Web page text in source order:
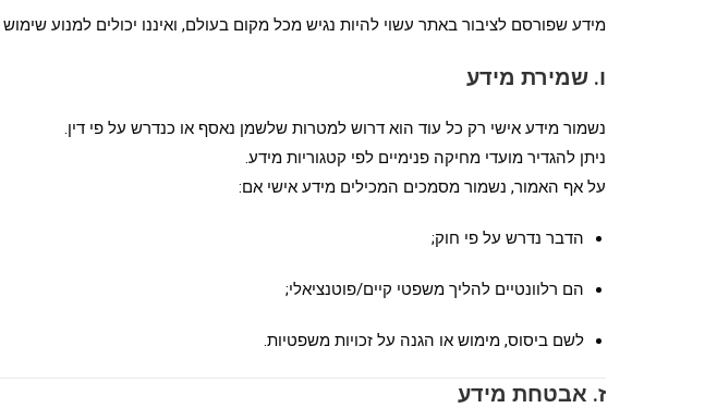
מידע שפורסם לציבור באתר עשוי להיות נגיש מכל מקום בעולם, ואיננו יכולים למנוע
ו. שמירת מידע
נשמור מידע אישי רק כל עוד הוא דרוש למטרות שלשמן נאסף או כנדרש על פי דין.
ניתן להגדיר מועדי מחיקה פנימיים לפי קטגוריות מידע.
על אף האמור, נשמור מסמכים המכילים מידע אישי אם:
הדבר נדרש על פי חוק;
הם רלוונטיים להליך משפטי קיים/פוטנציאלי;
לשם ביסוס, מימוש או הגנה על זכויות משפטיות.
ז. אבטחת מידע